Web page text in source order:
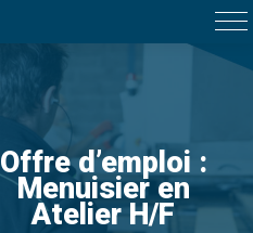
Offre d’emploi :
Menuisier en
Atelier H/F